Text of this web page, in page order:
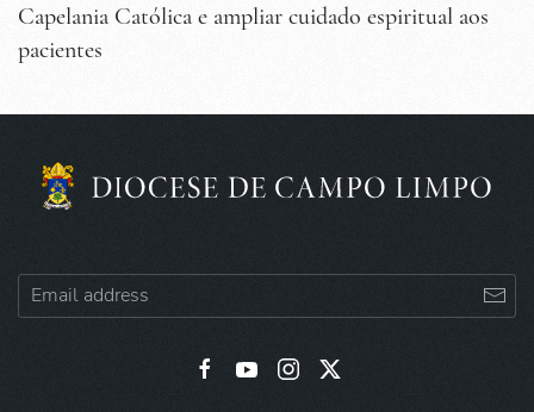
Capelania Católica e ampliar cuidado espiritual aos
pacientes